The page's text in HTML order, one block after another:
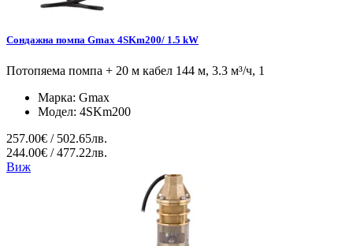
Сондажна помпа Gmax 4SKm200/ 1.5 kW
Потопяема помпа + 20 м кабел 144 м, 3.3 м³/ч, 1
Марка: Gmax
Модел: 4SKm200
257.00€ / 502.65лв.
244.00€ / 477.22лв.
Виж